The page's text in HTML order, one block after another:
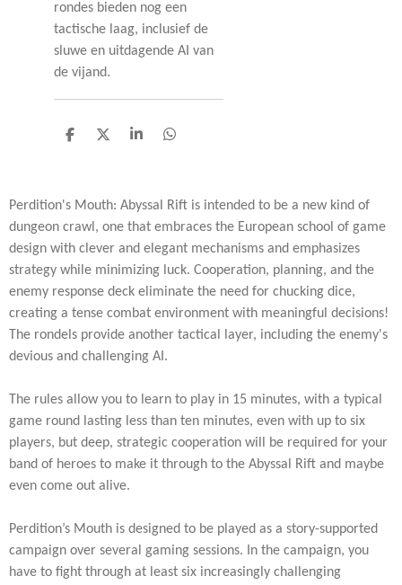
rondes bieden nog een
tactische laag, inclusief de
sluwe en uitdagende AI van
de vijand.
D
n
D
S
e
D
n
Perdition's Mouth: Abyssal Rift is intended to be a new kind of
dungeon crawl, one that embraces the European school of game
design with clever and elegant mechanisms and emphasizes
strategy while minimizing luck. Cooperation, planning, and the
enemy response deck eliminate the need for chucking dice,
creating a tense combat environment with meaningful decisions!
The rondels provide another tactical layer, including the enemy's
devious and challenging AI.
The rules allow you to learn to play in 15 minutes, with a typical
game round lasting less than ten minutes, even with up to six
players, but deep, strategic cooperation will be required for your
band of heroes to make it through to the Abyssal Rift and maybe
even come out alive.
Perdition’s Mouth is designed to be played as a story-supported
campaign over several gaming sessions. In the campaign, you
have to fight through at least six increasingly challenging